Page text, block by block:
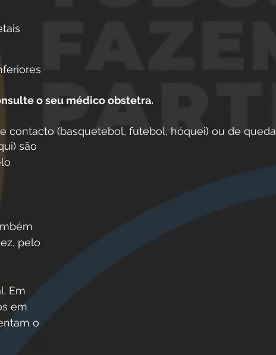
o seu médico obstetra.
contacto (basquetebol, futebol, hóquei) ou de queda
são
pelo
Em
em
o